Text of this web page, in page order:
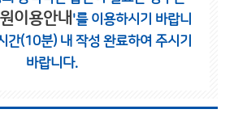
이용안내 '를 이용하시기 바랍니
간(10분) 내 작성 완료하여 주시기
바랍니다.